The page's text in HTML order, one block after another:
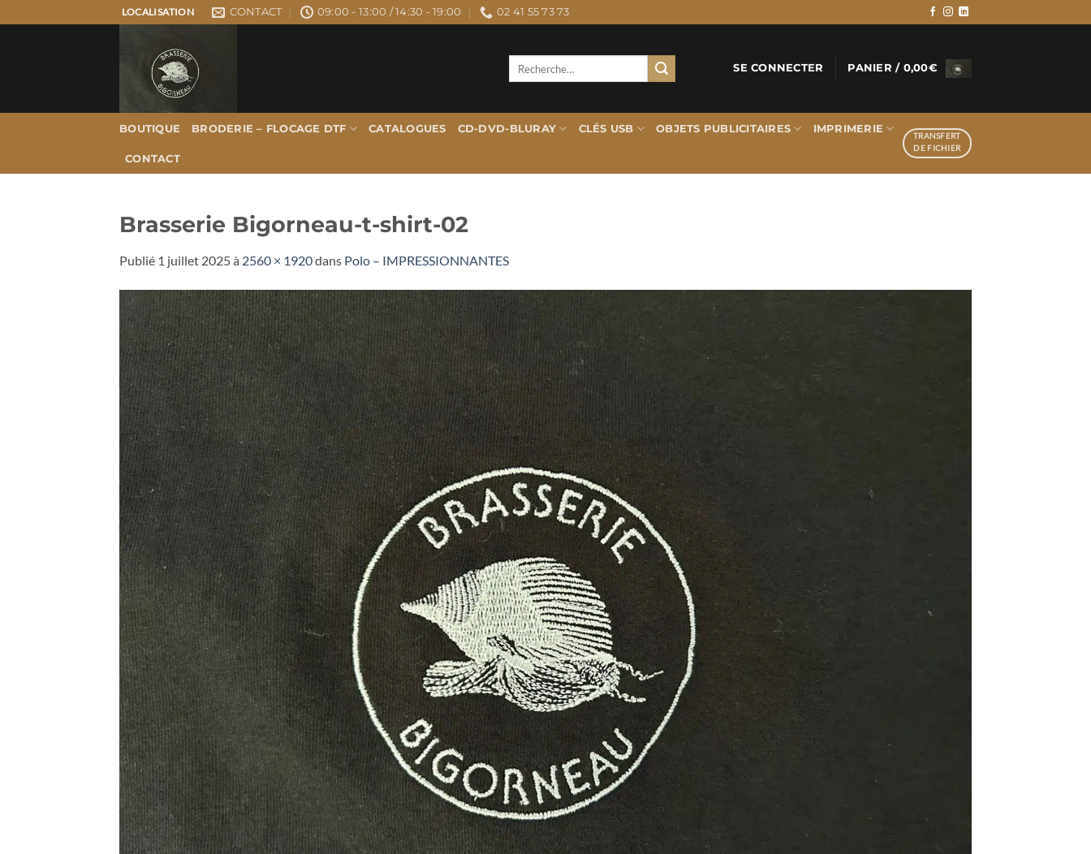
au
LOCALISATION CONTACT 09:00 - 13:00 / 14:30 - 19:00 02 41 55 73 73
SE CONNECTER PANIER / 0,00€
BOUTIQUE BRODERIE – FLOCAGE DTF CATALOGUES CD-DVD-BLURAY CLÉS USB OBJETS PUBLICITAIRES IMPRIMERIE
CONTACT
TRANSFERT
DE FICHIER
Brasserie Bigorneau-t-shirt-02
Publié 1 juillet 2025à 2560 × 1920dans Polo – IMPRESSIONNANTES